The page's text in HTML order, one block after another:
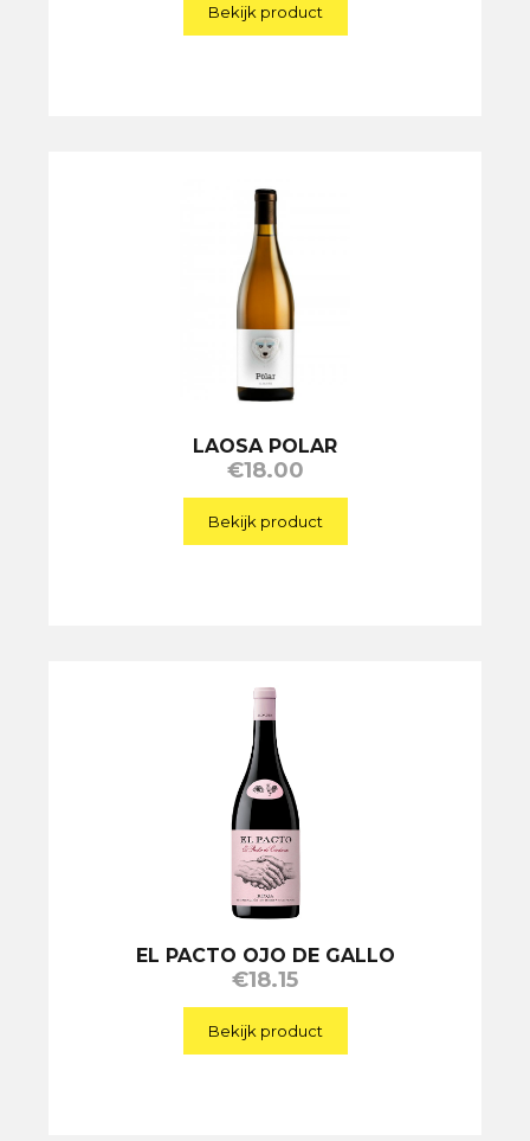
Bekijk product
LAOSA POLAR
€18.00
Bekijk product
EL PACTO OJO DE GALLO
€18.15
Bekijk product